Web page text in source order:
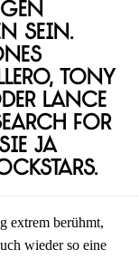
sein.
Tony
Lance
for
ja
extrem berühmt,
wieder so eine